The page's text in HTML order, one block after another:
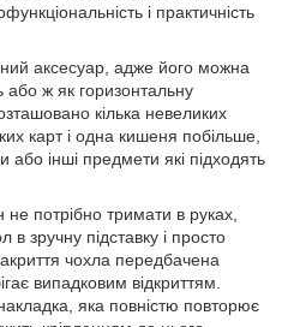
і практичність
аксесуар, адже його можна
або ж як горизонтальну
кілька невеликих
карт і одна кишеня побільше,
інші предмети які підходять
потрібно тримати в руках,
зручну підставку і просто
чохла передбачена
випадковим відкриттям.
яка повністю повторює